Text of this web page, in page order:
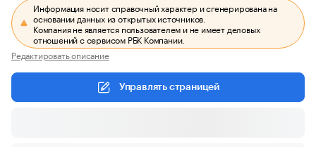
Информация носит справочный характер и сгенерирована на
основании данных из открытых источников.
Компания не является пользователем и не имеет деловых
отношений с сервисом РБК Компании.
Редактировать описание
Управлять страницей